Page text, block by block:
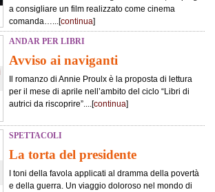
a consigliare un film realizzato come cinema
comanda…...[continua]
ANDAR PER LIBRI
Avviso ai naviganti
Il romanzo di Annie Proulx è la proposta di lettura
per il mese di aprile nell’ambito del ciclo “Libri di
autrici da riscoprire”....[continua]
SPETTACOLI
La torta del presidente
I toni della favola applicati al dramma della povertà
e della guerra. Un viaggio doloroso nel mondo di